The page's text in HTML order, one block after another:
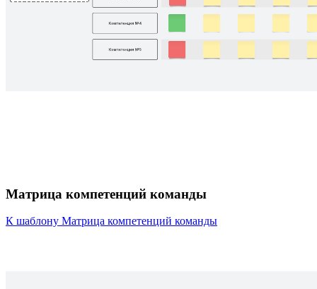
Матрица компетенций команды
К шаблону Матрица компетенций команды